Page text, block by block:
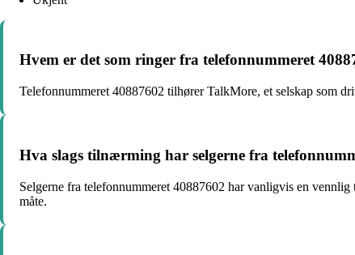
Hvem er det som ringer fra telefonnummeret
Telefonnummeret 40887602 tilhører TalkMore, et selskap som
Hva slags tilnærming har selgerne fra
Selgerne fra telefonnummeret 40887602 har vanligvis en
måte.